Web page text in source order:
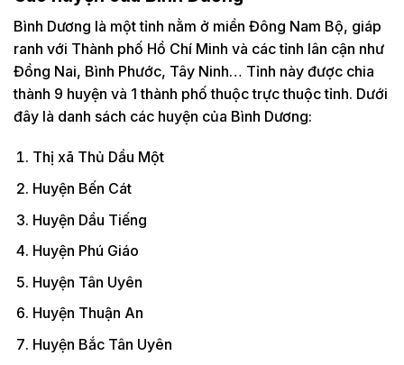
Bình Dương là một tỉnh nằm ở miền Đông Nam Bộ, giáp
ranh với Thành phố Hồ Chí Minh và các tỉnh lân cận như
Đồng Nai, Bình Phước, Tây Ninh… Tỉnh này được chia
thành 9 huyện và 1 thành phố thuộc trực thuộc tỉnh. Dưới
đây là danh sách các huyện của Bình Dương:
Thị xã Thủ Dầu Một
Huyện Bến Cát
Huyện Dầu Tiếng
Huyện Phú Giáo
Huyện Tân Uyên
Huyện Thuận An
Huyện Bắc Tân Uyên